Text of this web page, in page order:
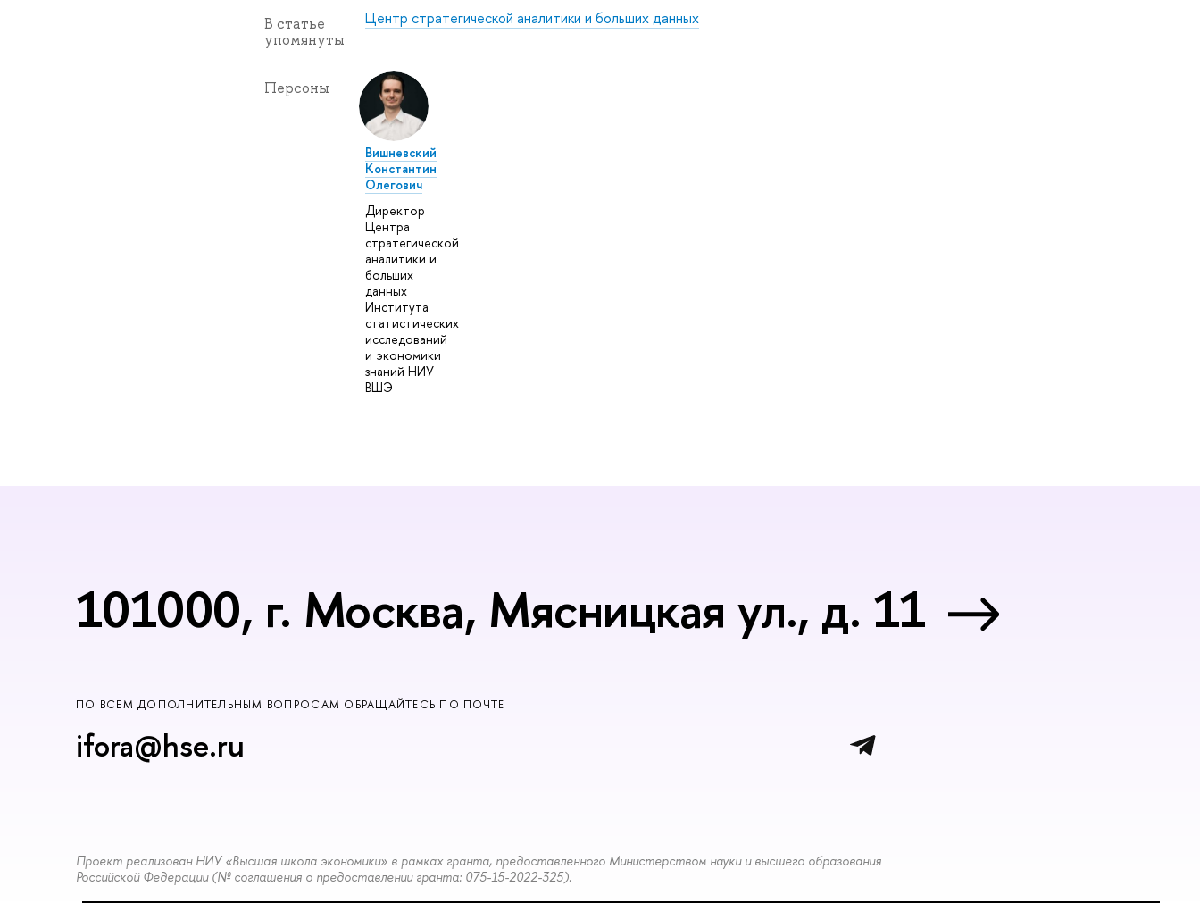
В статье
упомянуты
Центр стратегической аналитики и больших данных
Персоны
Вишневский
Константин
Олегович
Директор
Центра
стратегической
аналитики и
больших
данных
Института
статистических
исследований
и экономики
знаний НИУ
ВШЭ
101000, г. Москва, Мясницкая ул., д. 11
ПО ВСЕМ ДОПОЛНИТЕЛЬНЫМ ВОПРОСАМ ОБРАЩАЙТЕСЬ ПО ПОЧТЕ
ifora@hse.ru
Проект реализован НИУ «Высшая школа экономики» в рамках гранта, предоставленного Министерством науки и высшего образования
Российской Федерации (№ соглашения о предоставлении гранта: 075-15-2022-325).